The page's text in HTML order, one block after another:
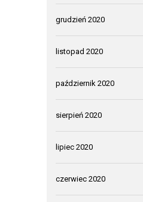
grudzień 2020
listopad 2020
październik 2020
sierpień 2020
lipiec 2020
czerwiec 2020